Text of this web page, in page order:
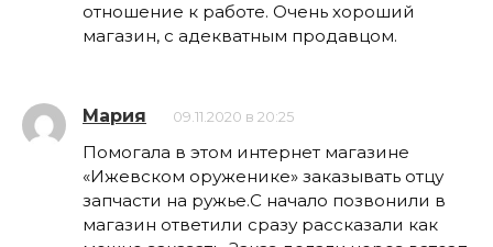
отношение к работе. Очень хороший
магазин, с адекватным продавцом.
Мария 09.11.2020 в 20:25
Помогала в этом интернет магазине
«Ижевском оруженике» заказывать отцу
запчасти на ружье.С начало позвонили в
магазин ответили сразу рассказали как